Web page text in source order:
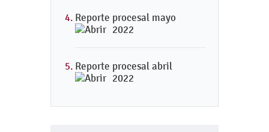
Reporte procesal mayo
2022
Reporte procesal abril
2022